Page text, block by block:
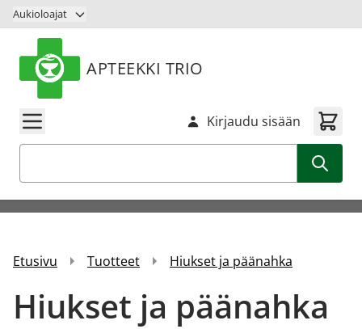
Siirry sisältöön
Aukioloajat
APTEEKKI TRIO
Kirjaudu sisään
Etusivu Tuotteet Hiukset ja päänahka
Hiukset ja päänahka